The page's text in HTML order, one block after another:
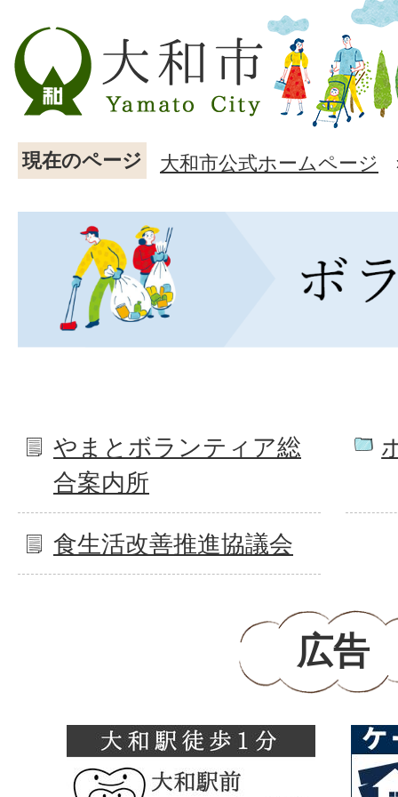
現在のページ 大和市公式ホームページ
やまとボランティア総
合案内所
食生活改善推進協議会
広告